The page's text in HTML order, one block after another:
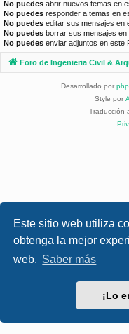
Este sitio web utiliza
obtenga la mejor
web. Saber más
¡Lo
No puedes abrir nuevos temas en
No puedes responder a temas en
No puedes editar sus mensajes en
No puedes borrar sus mensajes en
No puedes enviar adjuntos en este
Foro de Ingenieria Civil &
Desarrollado por
Style por
Traducción